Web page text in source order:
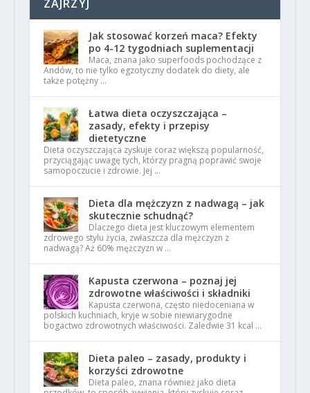
ZAJRZYJ
Jak stosować korzeń maca? Efekty
po 4-12 tygodniach suplementacji
Maca, znana jako superfoods pochodzące z
Andów, to nie tylko egzotyczny dodatek do diety, ale
także potężny …
Łatwa dieta oczyszczająca –
zasady, efekty i przepisy
dietetyczne
Dieta oczyszczająca zyskuje coraz większą popularność,
przyciągając uwagę tych, którzy pragną poprawić swoje
samopoczucie i zdrowie. Jej …
Dieta dla mężczyzn z nadwagą – jak
skutecznie schudnąć?
Dlaczego dieta jest kluczowym elementem
zdrowego stylu życia, zwłaszcza dla mężczyzn z
nadwagą? Aż 60% mężczyzn w …
Kapusta czerwona – poznaj jej
zdrowotne właściwości i składniki
Kapusta czerwona, często niedoceniana w
polskich kuchniach, kryje w sobie niewiarygodne
bogactwo zdrowotnych właściwości. Zaledwie 31 kcal …
Dieta paleo – zasady, produkty i
korzyści zdrowotne
Dieta paleo, znana również jako dieta